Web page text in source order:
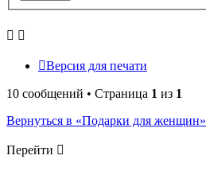
Версия для печати
10 сообщений • Страница 1 из 1
Вернуться в «Подарки для женщин»
Перейти